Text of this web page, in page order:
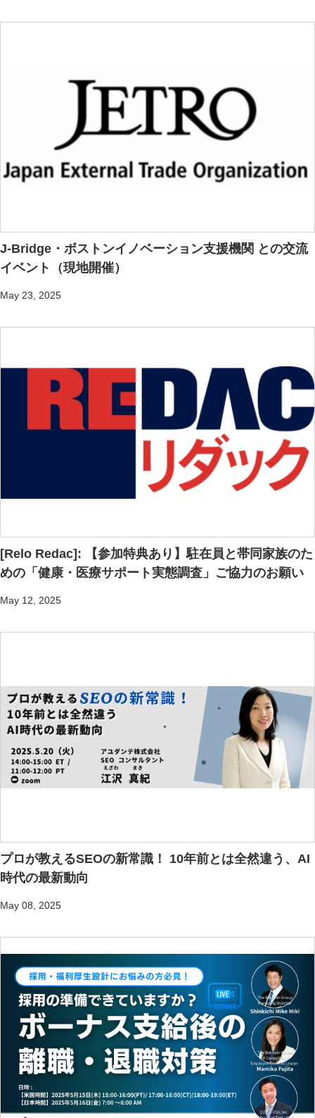
J-Bridge・ボストンイノベーション支援機関 との交流
イベント（現地開催）
May 23, 2025
[Relo Redac]: 【参加特典あり】駐在員と帯同家族のた
めの「健康・医療サポート実態調査」ご協力のお願い
May 12, 2025
プロが教えるSEOの新常識！ 10年前とは全然違う、AI
時代の最新動向
May 08, 2025